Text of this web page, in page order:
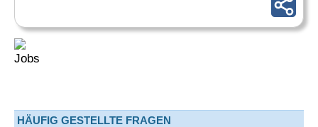
HÄUFIG GESTELLTE FRAGEN